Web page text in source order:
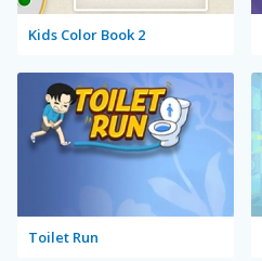
Kids Color Book 2
Toilet Run